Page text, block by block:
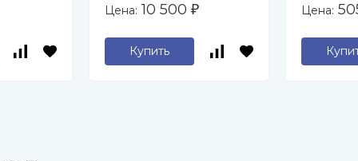
Цена: 10 500 ₽
Купить
Цена: